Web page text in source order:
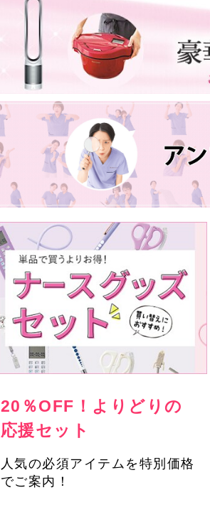
20％OFF！よりどりの
応援セット
人気の必須アイテムを特別価格
でご案内！